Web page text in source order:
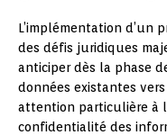
L’implémentation d’un
des défis juridiques
anticiper dès la phase
données existantes
attention particulière à
confidentialité des